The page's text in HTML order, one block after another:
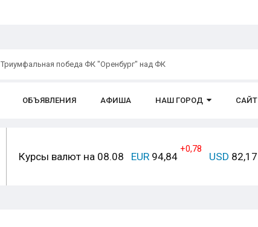
Триумфальная победа ФК "Оренбург" над ФК
ОБЪЯВЛЕНИЯ АФИША НАШ ГОРОД САЙТ
Курсы валют на 08.08 EUR 94,84
+0,78
USD 82,17